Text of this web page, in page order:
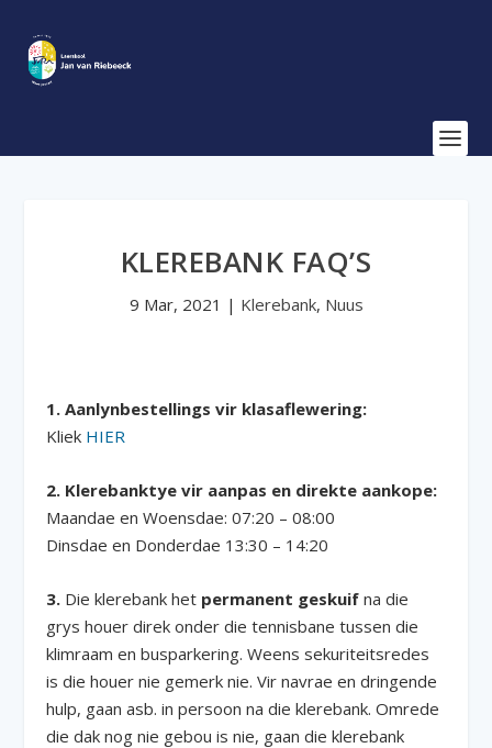
KLEREBANK FAQ’S
9 Mar, 2021 | Klerebank, Nuus
1. Aanlynbestellings vir klasaflewering:
Kliek HIER
2. Klerebanktye vir aanpas en direkte aankope:
Maandae en Woensdae: 07:20 – 08:00
Dinsdae en Donderdae 13:30 – 14:20
3. Die klerebank het permanent geskuif na die
grys houer direk onder die tennisbane tussen die
klimraam en busparkering. Weens sekuriteitsredes
is die houer nie gemerk nie. Vir navrae en dringende
hulp, gaan asb. in persoon na die klerebank. Omrede
die dak nog nie gebou is nie, gaan die klerebank